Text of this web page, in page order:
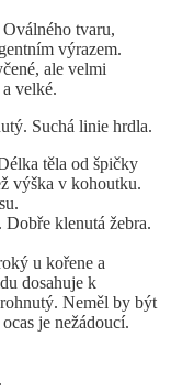
tvaru,
výrazem.
ale velmi
velké.
Suchá linie hrdla.
těla od špičky
výška v kohoutku.
klenutá žebra.
u kořene a
dosahuje k
Neměl by být
je nežádoucí.